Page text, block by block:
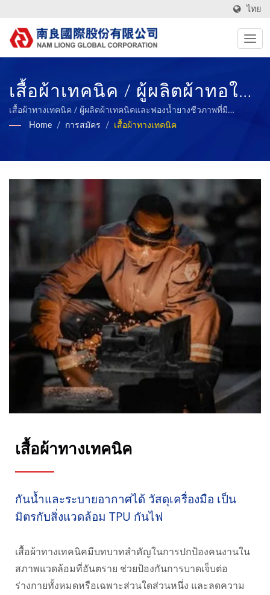
ไทย
เสื้อผ้าเทคนิค / ผู้ผลิตผ้าทอใน
ไต้หวันที่มีรายงาน ESG | Nam
เสื้อผ้าทางเทคนิค / ผู้ผลิตผ้าเทคนิคและฟองน้ำยางชีวภาพที่มี
ประสิทธิภาพสูงมากว่า 50 ปี | Nam Liong
Home / การสมัคร / เสื้อผ้าทางเทคนิค
เสื้อผ้าทางเทคนิค
กันน้ำและระบายอากาศได้ วัสดุเครื่องมือ เป็น
มิตรกับสิ่งแวดล้อม TPU กันไฟ
เสื้อผ้าทางเทคนิคมีบทบาทสำคัญในการปกป้องคนงานใน
สภาพแวดล้อมที่อันตราย ช่วยป้องกันการบาดเจ็บต่อ
ร่างกายทั้งหมดหรือเฉพาะส่วนใดส่วนหนึ่ง และลดความ